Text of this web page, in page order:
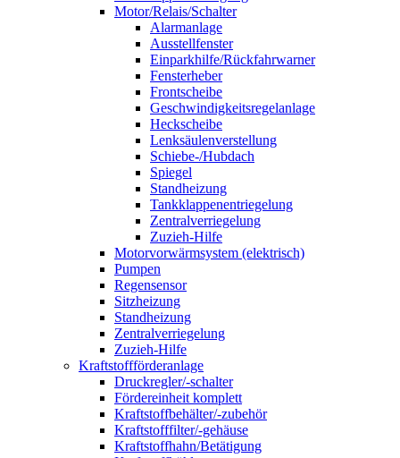
Motor/Relais/Schalter
Alarmanlage
Ausstellfenster
Einparkhilfe/Rückfahrwarner
Fensterheber
Frontscheibe
Geschwindigkeitsregelanlage
Heckscheibe
Lenksäulenverstellung
Schiebe-/Hubdach
Spiegel
Standheizung
Tankklappenentriegelung
Zentralverriegelung
Zuzieh-Hilfe
Motorvorwärmsystem (elektrisch)
Pumpen
Regensensor
Sitzheizung
Standheizung
Zentralverriegelung
Zuzieh-Hilfe
Kraftstoffförderanlage
Druckregler/-schalter
Fördereinheit komplett
Kraftstoffbehälter/-zubehör
Kraftstofffilter/-gehäuse
Kraftstoffhahn/Betätigung